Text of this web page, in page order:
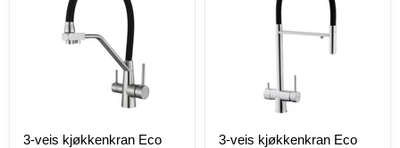
3-veis kjøkkenkran Eco
3-veis kjøkkenkran Eco